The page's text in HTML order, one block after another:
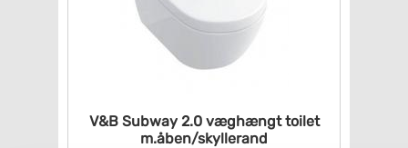
V&B Subway 2.0 væghængt toilet
m.åben/skyllerand